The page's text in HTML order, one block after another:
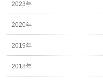
2023年
2020年
2019年
2018年